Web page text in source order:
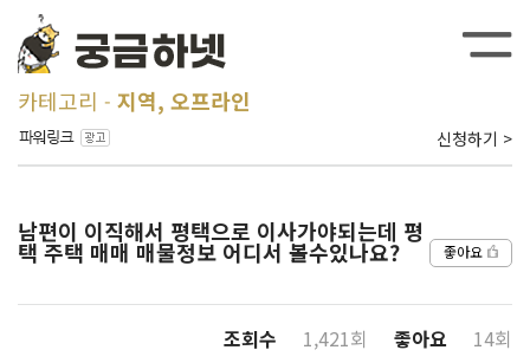
카테고리 지역, 오프라인
신청하기 >
남편이 이직해서 평택으로 이사가야되는데 평
택 주택 매매 매물정보 어디서 볼수있나요? 좋아요
조회수 1,421회 좋아요 14회